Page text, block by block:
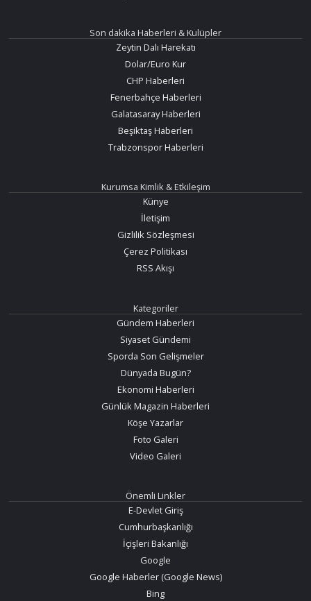
Son dakika Haberleri & Kulüpler
Zeytin Dalı Harekatı
Dolar/Euro Kur
CHP Haberleri
Fenerbahçe Haberleri
Galatasaray Haberleri
Beşiktaş Haberleri
Trabzonspor Haberleri
Kurumsa Kimlik & Etkileşim
Künye
İletişim
Gizlilik Sözleşmesi
Çerez Politikası
RSS Akışı
Kategoriler
Gündem Haberleri
Siyaset Gündemi
Sporda Son Gelişmeler
Dünyada Bugün?
Ekonomi Haberleri
Günlük Magazin Haberleri
Köşe Yazarlar
Foto Galeri
Video Galeri
Önemli Linkler
E-Devlet Giriş
Cumhurbaşkanlığı
İçişleri Bakanlığı
Google
Google Haberler (Google News)
Bing